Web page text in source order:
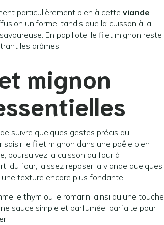
particulièrement bien à cette viande
uniforme, tandis que la cuisson à la
En papillote, le filet mignon reste
les arômes.
mignon
suivre quelques gestes précis qui
le filet mignon dans une poêle bien
poursuivez la cuisson au four à
du four, laissez reposer la viande quelques
texture encore plus fondante.
le thym ou le romarin, ainsi qu’une touche
sauce simple et parfumée, parfaite pour